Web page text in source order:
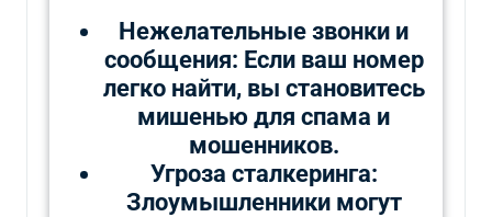
Нежелательные звонки и
сообщения: Если ваш номер
легко найти, вы становитесь
мишенью для спама и
мошенников.
Угроза сталкеринга:
Злоумышленники могут